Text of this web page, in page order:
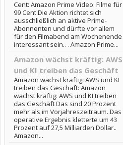
Cent: Amazon Prime Video: Filme für
99 Cent Die Aktion richtet sich
ausschließlich an aktive Prime-
Abonnenten und dürfte vor allem
für den Filmabend am Wochenende
interessant sein.. . Amazon Prime...
Amazon wächst kräftig: AWS
und KI treiben das Geschäft
Amazon wächst kräftig: AWS und KI
treiben das Geschäft: Amazon
wächst kräftig: AWS und KI treiben
das Geschäft Das sind 20 Prozent
mehr als im Vorjahreszeitraum. Das
operative Ergebnis kletterte um 43
Prozent auf 27,5 Milliarden Dollar..
Amazon...